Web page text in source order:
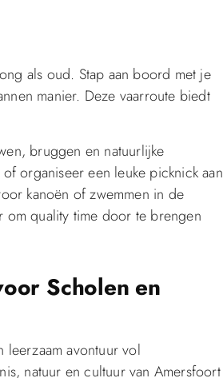
als oud. Stap aan boord met je
manier. Deze vaarroute biedt
bruggen en natuurlijke
organiseer een leuke picknick aan
kanoën of zwemmen in de
om quality time door te brengen
Scholen en
avontuur vol
natuur en cultuur van Amersfoort